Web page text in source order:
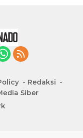
Redaksi
Siber